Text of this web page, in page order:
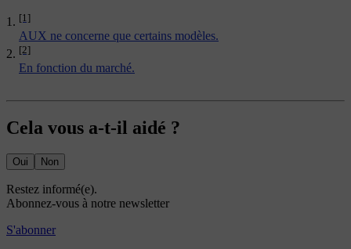
[1]
AUX ne concerne que certains modèles.
[2]
En fonction du marché.
Cela vous a-t-il aidé ?
Oui Non